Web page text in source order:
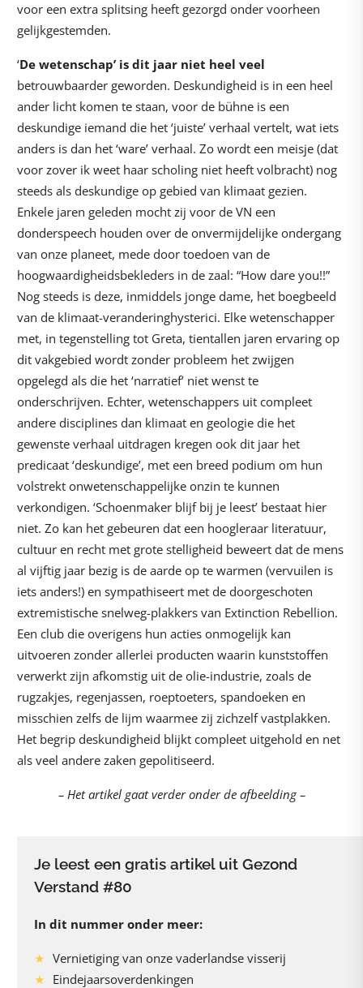
voor een extra splitsing heeft gezorgd onder voorheen
gelijkgestemden.
‘De wetenschap’ is dit jaar niet heel veel
betrouwbaarder geworden. Deskundigheid is in een heel
ander licht komen te staan, voor de bühne is een
deskundige iemand die het ‘juiste’ verhaal vertelt, wat iets
anders is dan het ‘ware’ verhaal. Zo wordt een meisje (dat
voor zover ik weet haar scholing niet heeft volbracht) nog
steeds als deskundige op gebied van klimaat gezien.
Enkele jaren geleden mocht zij voor de VN een
donderspeech houden over de onvermijdelijke ondergang
van onze planeet, mede door toedoen van de
hoogwaardigheidsbekleders in de zaal: “How dare you!!”
Nog steeds is deze, inmiddels jonge dame, het boegbeeld
van de klimaat-veranderinghysterici. Elke wetenschapper
met, in tegenstelling tot Greta, tientallen jaren ervaring op
dit vakgebied wordt zonder probleem het zwijgen
opgelegd als die het ‘narratief’ niet wenst te
onderschrijven. Echter, wetenschappers uit compleet
andere disciplines dan klimaat en geologie die het
gewenste verhaal uitdragen kregen ook dit jaar het
predicaat ‘deskundige’, met een breed podium om hun
volstrekt onwetenschappelijke onzin te kunnen
verkondigen. ‘Schoenmaker blijf bij je leest’ bestaat hier
niet. Zo kan het gebeuren dat een hoogleraar literatuur,
cultuur en recht met grote stelligheid beweert dat de mens
al vijftig jaar bezig is de aarde op te warmen (vervuilen is
iets anders!) en sympathiseert met de doorgeschoten
extremistische snelweg-plakkers van Extinction Rebellion.
Een club die overigens hun acties onmogelijk kan
uitvoeren zonder allerlei producten waarin kunststoffen
verwerkt zijn afkomstig uit de olie-industrie, zoals de
rugzakjes, regenjassen, roeptoeters, spandoeken en
misschien zelfs de lijm waarmee zij zichzelf vastplakken.
Het begrip deskundigheid blijkt compleet uitgehold en net
als veel andere zaken gepolitiseerd.
– Het artikel gaat verder onder de afbeelding –
Je leest een gratis artikel uit Gezond
Verstand #80
In dit nummer onder meer:
Vernietiging van onze vaderlandse visserij
Eindejaarsoverdenkingen